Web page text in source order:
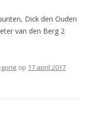
Dick den Ouden
van den Berg 2
op 17 april 2017